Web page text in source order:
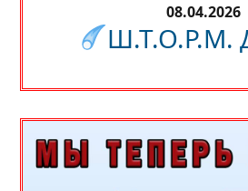
08.04.2026
Ш.Т.О.Р.М.